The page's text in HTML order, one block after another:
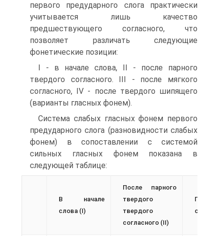
первого предударного слога практически
учитывается лишь качество
предшествующего согласного, что
позволяет различать следующие
фонетические позиции:
I - в начале слова, II - после парного
твердого согласного. III - после мягкого
согласного, IV - после твердого шипящего
(варианты гласных фонем).
Система слабых гласных фонем первого
предударного слога (разновидности слабых
фонем) в сопоставлении с системой
сильных гласных фонем показана в
следующей таблице:
В начале
слова (I)
После парного
твердого
твердого
согласного (II)
После